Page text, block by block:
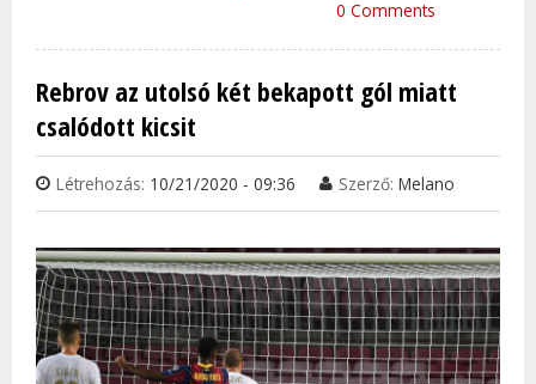
0 Comments
Rebrov az utolsó két bekapott gól miatt
csalódott kicsit
Létrehozás: 10/21/2020 - 09:36 Szerző: Melano